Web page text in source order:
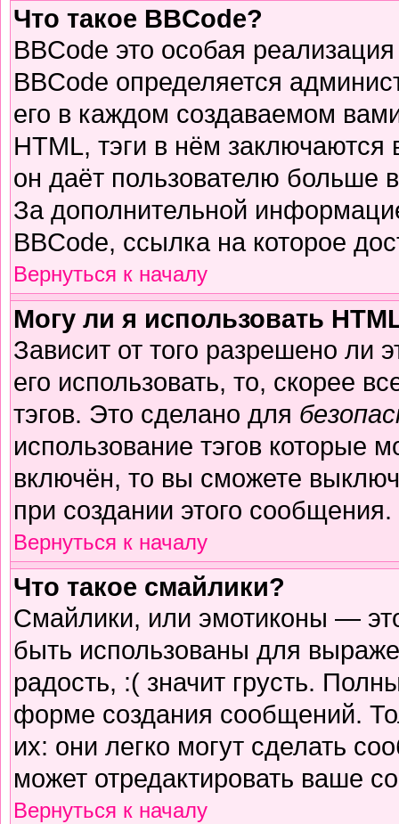
Что такое BBCode?
BBCode это особая
BBCode определяется
его в каждом создаваемом
HTML, тэги в нём
он даёт пользователю больше
За дополнительной
BBCode, ссылка на которое
Вернуться к началу
Могу ли я использовать
Зависит от того разрешено ли
его использовать, то, скорее
тэгов. Это сделано для
использование тэгов которые
включён, то вы сможете
при создании этого сообщения.
Вернуться к началу
Что такое смайлики?
Смайлики, или эмотиконы —
быть использованы для
радость, :( значит грусть.
форме создания сообщений.
их: они легко могут сделать
может отредактировать ваше
Вернуться к началу